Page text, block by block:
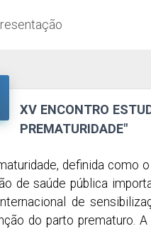
XV ENCONTRO
PREMATURIDADE"
definida como
de saúde pública
de
do parto prematuro.